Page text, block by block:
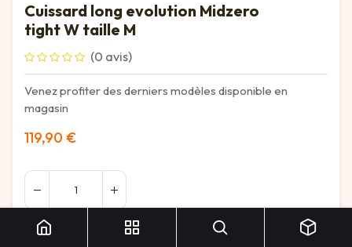
Cuissard long evolution Midzero
tight W taille M
(0 avis)
Venez profiter des derniers modèles disponible en
magasin
119,90 €